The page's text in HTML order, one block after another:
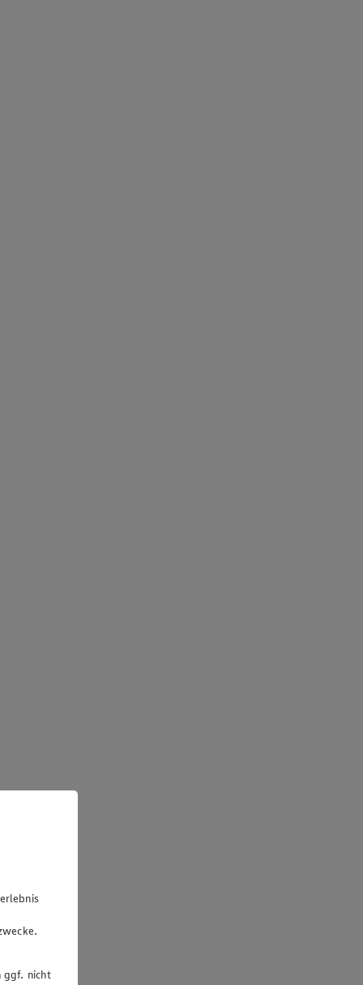
ggf. nicht